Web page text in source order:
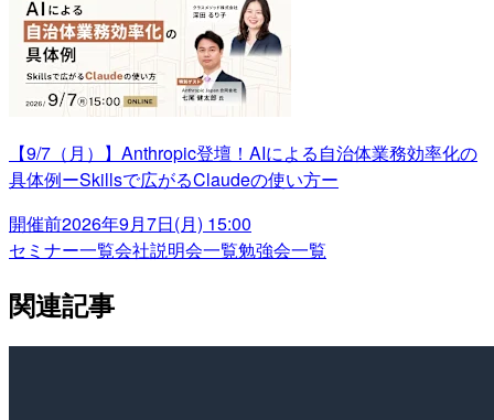
【9/7（月）】Anthropic登壇！AIによる自治体業務効率化の
具体例ーSkillsで広がるClaudeの使い方ー
開催前2026年9月7日(月) 15:00
セミナー一覧会社説明会一覧勉強会一覧
関連記事